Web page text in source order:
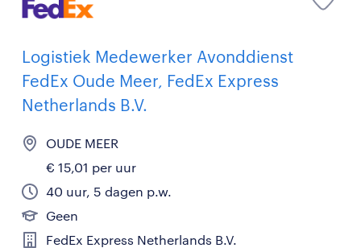
Logistiek Medewerker Avonddienst
FedEx Oude Meer, FedEx Express
Netherlands B.V.
OUDE MEER
€ 15,01 per uur
40 uur, 5 dagen p.w.
Geen
FedEx Express Netherlands B.V.